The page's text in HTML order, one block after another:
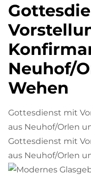
Neuhof/
Wehen
Gottesdienst mit
aus Neuhof/Orlen
Gottesdienst mit
aus Neuhof/Orlen